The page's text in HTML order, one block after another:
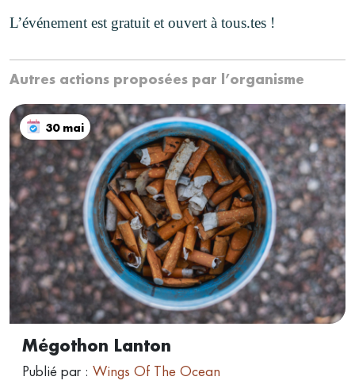
L’événement est gratuit et ouvert à tous.tes !
Autres actions proposées par l’organisme
30 mai
Mégothon Lanton
Publié par : Wings Of The Ocean